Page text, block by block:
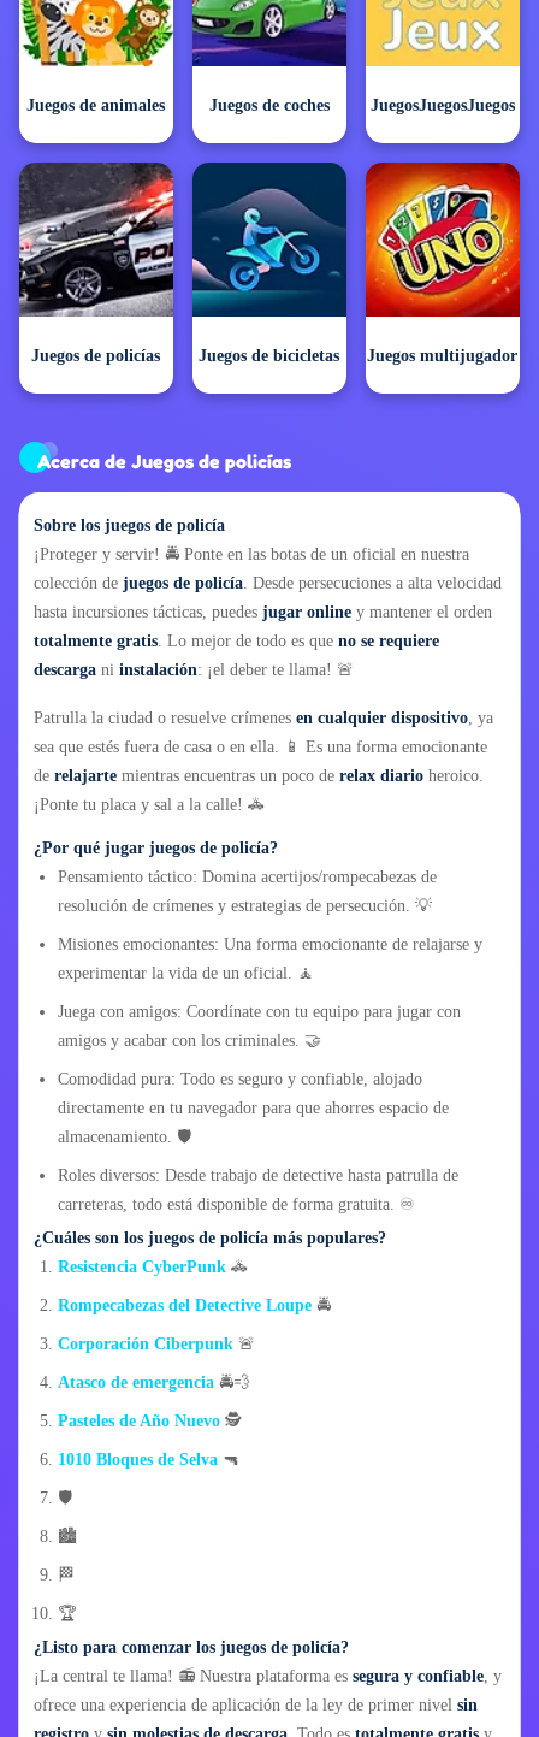
Juegos de animales Juegos de coches JuegosJuegosJuegos
Juegos de policías Juegos de bicicletas Juegos multijugador
Acerca de Juegos de policías
Sobre los juegos de policía
¡Proteger y servir! 🚔 Ponte en las botas de un oficial en nuestra
colección de juegos de policía . Desde persecuciones a alta velocidad
hasta incursiones tácticas, puedes jugar online y mantener el orden
totalmente gratis . Lo mejor de todo es que no se requiere
descarga ni instalación: ¡el deber te llama! 🚨
Patrulla la ciudad o resuelve crímenes en cualquier dispositivo , ya
sea que estés fuera de casa o en ella. 📱 Es una forma emocionante
de relajarte mientras encuentras un poco de relax diario heroico.
¡Ponte tu placa y sal a la calle! 🚓
¿Por qué jugar juegos de policía?
Pensamiento táctico: Domina acertijos/rompecabezas de
resolución de crímenes y estrategias de persecución. 💡
Misiones emocionantes: Una forma emocionante de relajarse y
experimentar la vida de un oficial. 🧘
Juega con amigos: Coordínate con tu equipo para jugar con
amigos y acabar con los criminales. 🤝
Comodidad pura: Todo es seguro y confiable, alojado
directamente en tu navegador para que ahorres espacio de
almacenamiento. 🛡️
Roles diversos: Desde trabajo de detective hasta patrulla de
carreteras, todo está disponible de forma gratuita. ♾️
¿Cuáles son los juegos de policía más populares?
Resistencia CyberPunk 🚓
Rompecabezas del Detective Loupe 🚔
Corporación Ciberpunk 🚨
Atasco de emergencia 🚔💨
Pasteles de Año Nuevo 🕵️
1010 Bloques de Selva 🔫
🛡️
🏙️
🏁
🏆
¿Listo para comenzar los juegos de policía?
¡La central te llama! 📻 Nuestra plataforma es segura y confiable , y
ofrece una experiencia de aplicación de la ley de primer nivel sin